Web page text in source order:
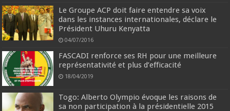
Le Groupe ACP doit faire entendre sa voix
dans les instances internationales, déclare le
Président Uhuru Kenyatta
04/07/2016
FASCADI renforce ses RH pour une meilleure
représentativité et plus d’efficacité
18/04/2019
Togo: Alberto Olympio évoque les raisons de
sa non participation à la présidentielle 2015